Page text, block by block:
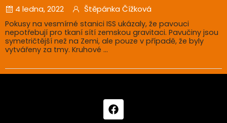
4 ledna, 2022 Štěpánka Čížková
Pokusy na vesmírné stanici ISS ukázaly, že pavouci
nepotřebují pro tkaní sítí zemskou gravitaci. Pavučiny jsou
symetričtější než na Zemi, ale pouze v případě, že byly
vytvářeny za tmy. Kruhové ...